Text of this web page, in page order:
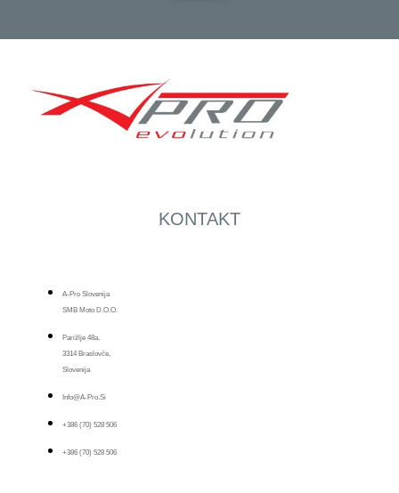
KONTAKT
A-Pro Slovenija
SMB Moto D.o.o.
Parižlje 48a,
3314 Braslovče,
Slovenija
Info@a-Pro.si
+386 (70) 528 506
+386 (70) 528 506